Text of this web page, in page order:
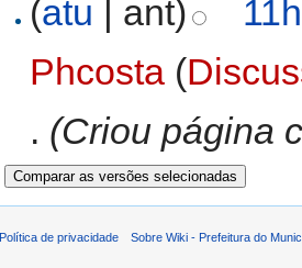
(atu | ant)
Phcosta (
. (Criou página
Política de privacidade Sobre Wiki - Prefeitura do